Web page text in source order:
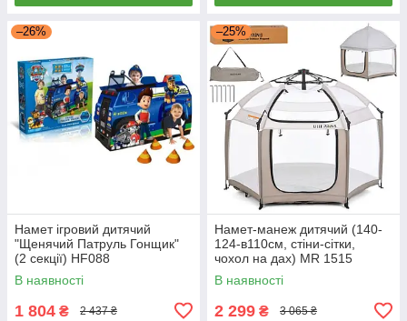
–26%
Намет ігровий дитячий
"Щенячий Патруль Гонщик"
(2 секції) HF088
В наявності
1 804 ₴ 2 437 ₴
–25%
Намет-манеж дитячий (140-
124-в110см, стіни-сітки,
чохол на дах) MR 1515
Cashmere Beige Бежевий
В наявності
2 299 ₴ 3 065 ₴